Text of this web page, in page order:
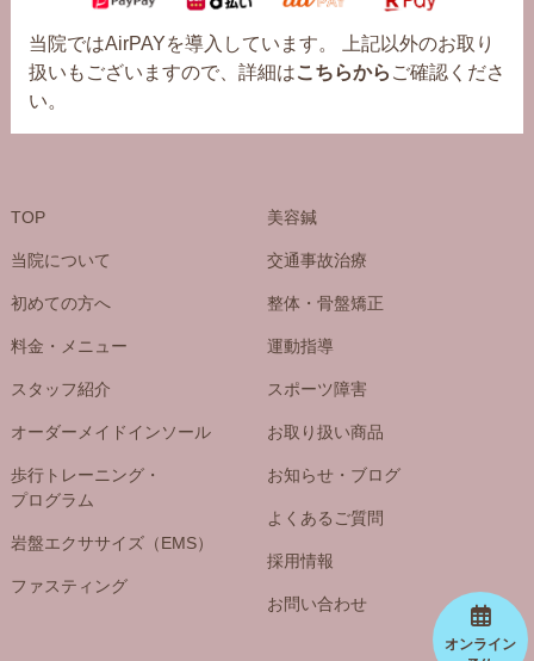
オンライン
当院ではAirPAYを導入しています。 上記以外のお取り
扱いもございますので、詳細はこちらから ご確認くださ
い。
TOP
当院について
初めての方へ
料金・メニュー
スタッフ紹介
美容鍼
交通事故治療
整体・骨盤矯正
運動指導
スポーツ障害
オーダーメイドインソール
歩行トレーニング・
プログラム
岩盤エクササイズ（EMS）
ファスティング
お取り扱い商品
お知らせ・ブログ
よくあるご質問
採用情報
お問い合わせ